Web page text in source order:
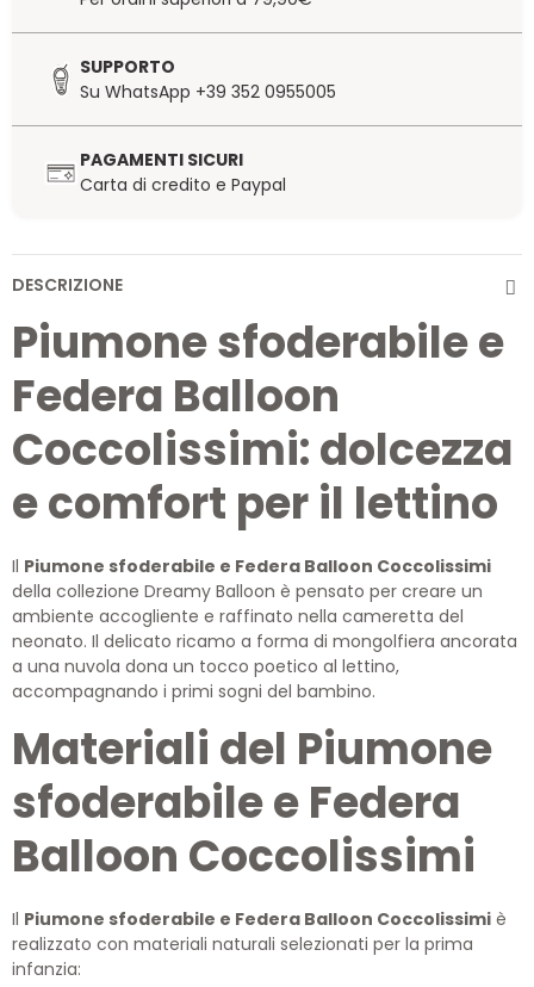
SUPPORTO
Su WhatsApp +39 352 0955005
PAGAMENTI SICURI
Carta di credito e Paypal
DESCRIZIONE
Piumone sfoderabile e
Federa Balloon
Coccolissimi: dolcezza
e comfort per il lettino
Il Piumone sfoderabile e Federa Balloon Coccolissimi
della collezione Dreamy Balloon è pensato per creare un
ambiente accogliente e raffinato nella cameretta del
neonato. Il delicato ricamo a forma di mongolfiera ancorata
a una nuvola dona un tocco poetico al lettino,
accompagnando i primi sogni del bambino.
Materiali del Piumone
sfoderabile e Federa
Balloon Coccolissimi
Il Piumone sfoderabile e Federa Balloon Coccolissimi è
realizzato con materiali naturali selezionati per la prima
infanzia: